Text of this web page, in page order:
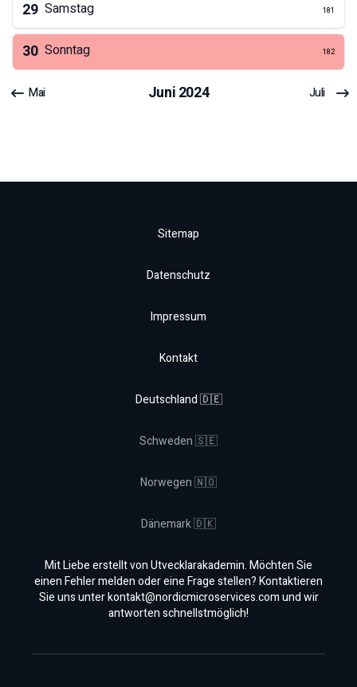
29 Samstag 181
30 Sonntag 182
Mai Juni2024 Juli
Sitemap
Datenschutz
Impressum
Kontakt
Deutschland 🇩🇪
Schweden 🇸🇪
Norwegen 🇳🇴
Dänemark 🇩🇰
Mit Liebe erstellt von Utvecklarakademin. Möchten Sie
einen Fehler melden oder eine Frage stellen? Kontaktieren
Sie uns unterkontakt@nordicmicroservices.comund wir
antworten schnellstmöglich!